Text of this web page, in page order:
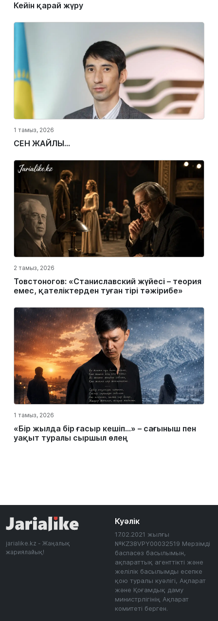
Кейін қарай жүру
1 тамыз, 2026
СЕН ЖАЙЛЫ...
2 тамыз, 2026
Товстоногов: «Станиславский жүйесі – теория
емес, қателіктерден туған тірі тәжірибе»
1 тамыз, 2026
«Бір жылда бір ғасыр кешіп…» – сағыныш пен
уақыт туралы сыршыл өлең
jarialike.kz - Жаңалық
жариялайық!
Куәлік
17.02.2021 жылғы
№KZ38VPY00032519 Мерзімді
баспасөз басылымын,
ақпараттық агенттікті және
желілік басылымды есепке
қою туралы куәлігі, Ақпарат
және Қоғамдық даму
министрлігінің Ақпарат
комитеті берген.